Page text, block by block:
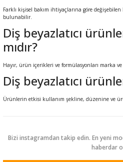
Farklı kişisel bakım ihtiyaçlarına göre
bulunabilir.
Diş beyazlatıcı
mıdır?
Hayır, ürün içerikleri ve formülasyonları marka
Diş beyazlatıcı
Ürünlerin etkisi kullanım şekline, düzenine ve
Bizi instagramdan takip edin. En yeni
haberdar